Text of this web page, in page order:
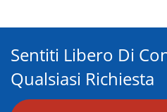
Sentiti Libero Di
Qualsiasi Richiesta